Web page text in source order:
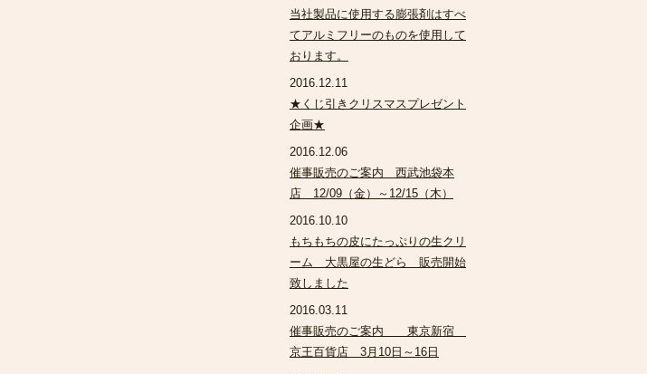
当社製品に使用する膨張剤はすべ
てアルミフリーのものを使用して
おります。
2016.12.11
★くじ引きクリスマスプレゼント
企画★
2016.12.06
催事販売のご案内 西武池袋本
店 12/09（金）～12/15（木）
2016.10.10
もちもちの皮にたっぷりの生クリ
ーム 大黒屋の生どら 販売開始
致しました
2016.03.11
催事販売のご案内 東京新宿
京王百貨店 3月10日～16日